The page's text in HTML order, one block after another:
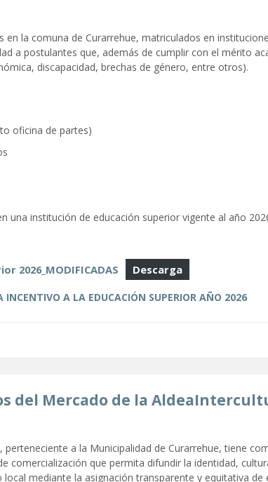
la comuna de Curarrehue, matriculados en
a postulantes que, además de cumplir con el mérito
discapacidad, brechas de género, entre otros).
oficina de partes)
una institución de educación superior vigente al año
2026_MODIFICADAS
Descarga
INCENTIVO A LA EDUCACIÓN SUPERIOR AÑO 2026
del Mercado de la
a la Municipalidad de Curarrehue, tiene
comercialización que permita difundir la identidad,
mediante la asignación transparente y equitativa de